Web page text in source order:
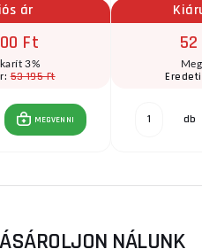
ár
Ft
3%
53 195 Ft
MEGVENNI db
NÁLUNK